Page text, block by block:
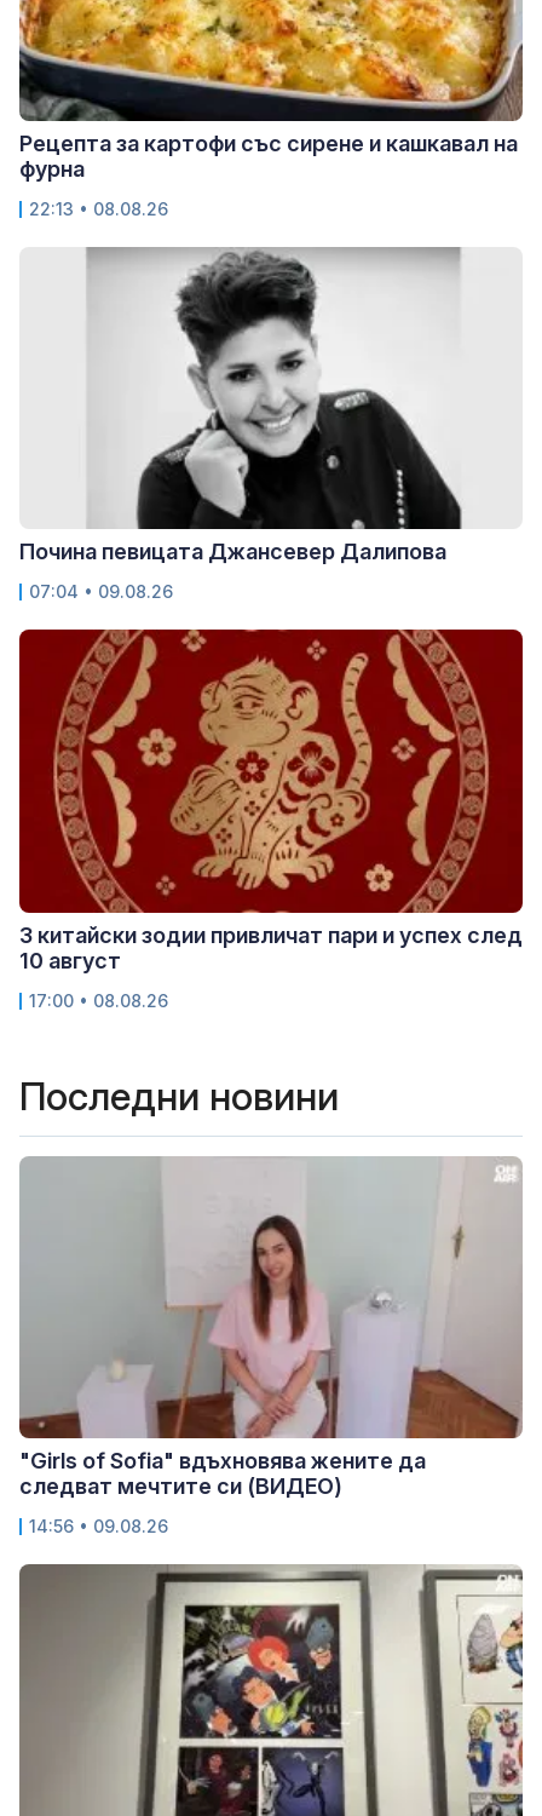
Рецепта за картофи със сирене и кашкавал на
фурна
22:13 • 08.08.26
Почина певицата Джансевер Далипова
07:04 • 09.08.26
3 китайски зодии привличат пари и успех след
10 август
17:00 • 08.08.26
Последни новини
"Girls of Sofia" вдъхновява жените да
следват мечтите си (ВИДЕО)
14:56 • 09.08.26